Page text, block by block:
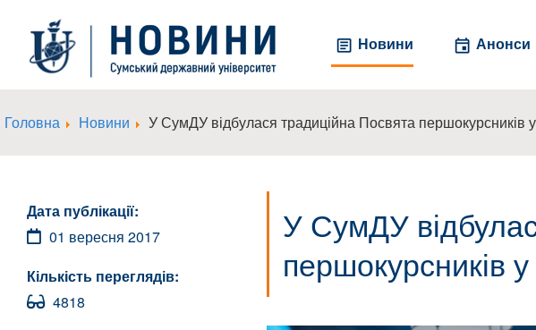
Новини Анонси
Головна Новини У СумДУ відбулася традиційна Посвята першокурсників у
Дата публікації:
01 вересня 2017
Кількість переглядів:
4818
У СумДУ
першокурсників